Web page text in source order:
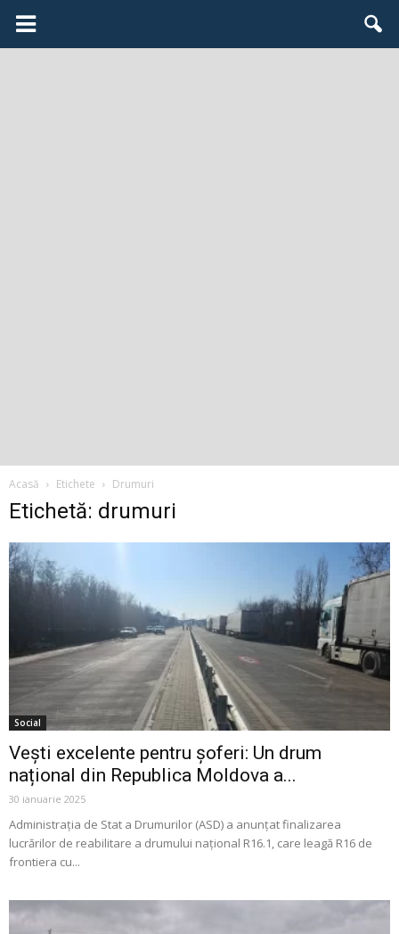
Acasă Etichete Drumuri
Etichetă: drumuri
Social
Vești excelente pentru șoferi: Un drum
național din Republica Moldova a...
30 ianuarie 2025
Administrația de Stat a Drumurilor (ASD) a anunțat finalizarea
lucrărilor de reabilitare a drumului național R16.1, care leagă R16 de
frontiera cu...